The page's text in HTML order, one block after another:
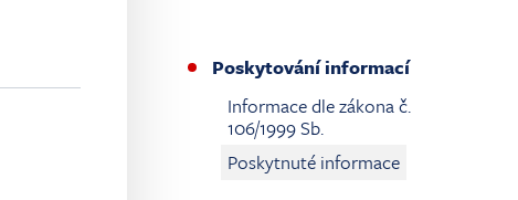
Poskytování informací
Informace dle zákona č.
106/1999 Sb.
Poskytnuté informace